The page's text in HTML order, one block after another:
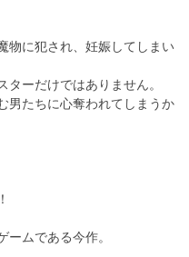
物に犯され、妊娠してしまい
ーだけではありません。
男たちに心奪われてしまうか
ームである今作。